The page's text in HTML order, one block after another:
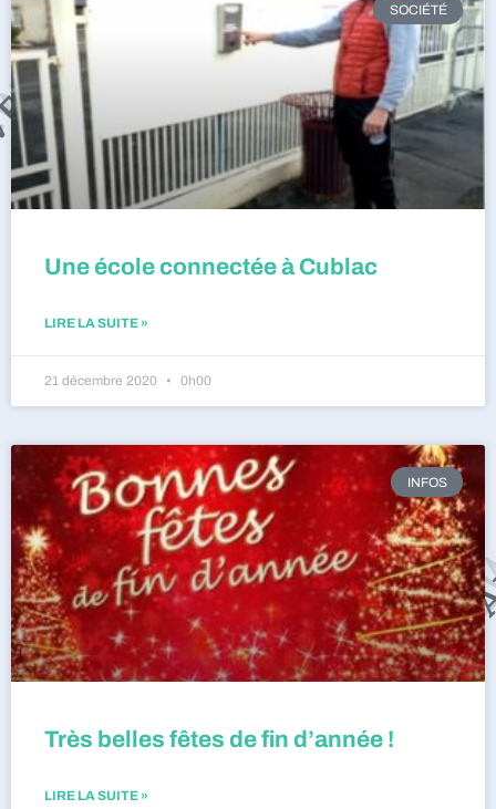
SOCIÉTÉ
Une école connectée à Cublac
LIRE LA SUITE »
21 décembre 2020 0h00
INFOS
Très belles fêtes de fin d’année !
LIRE LA SUITE »